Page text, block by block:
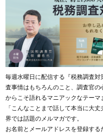
毎週水曜日に配信する『税務調査
査事情はもちろんのこと、調査官
からこそ語れるマニアックなテーマ
「こんなことまで話して本当に大
界では話題のメルマガです。
お名前とメールアドレスを登録す